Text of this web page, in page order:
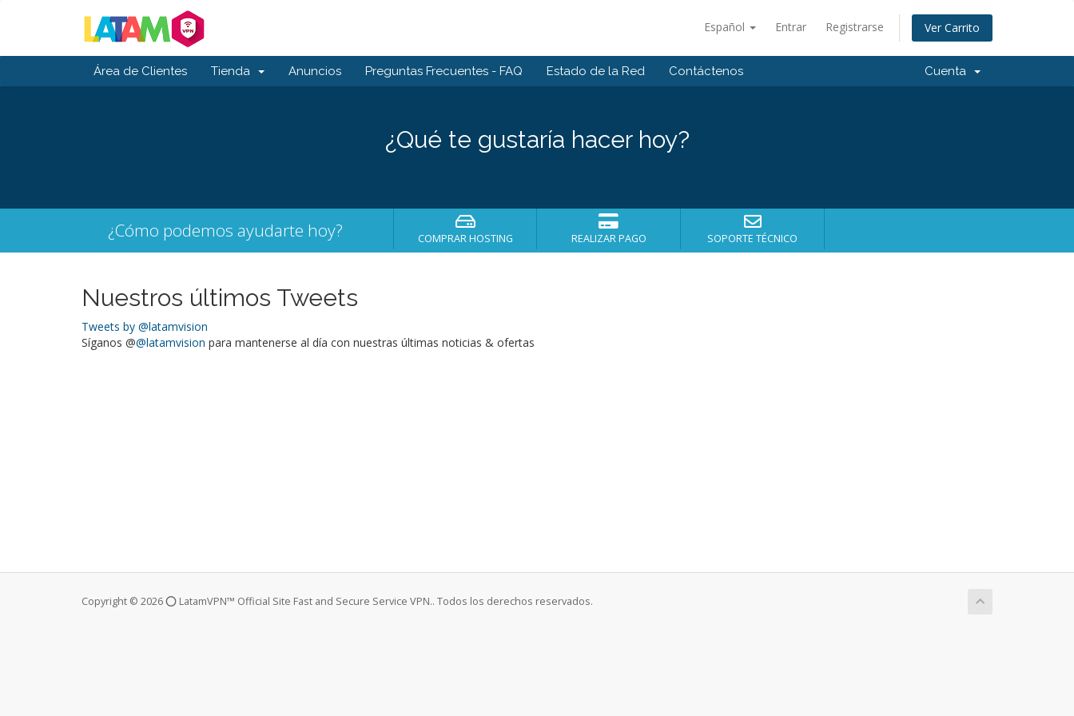
Español Entrar Registrarse Ver Carrito
Área de Clientes Tienda Anuncios Preguntas Frecuentes - FAQ Estado de la Red Contáctenos Cuenta
¿Qué te gustaría hacer hoy?
¿Cómo podemos ayudarte hoy? COMPRAR HOSTING REALIZAR PAGO SOPORTE TÉCNICO
Nuestros últimos Tweets
Tweets by @latamvision
Síganos @@latamvision para mantenerse al día con nuestras últimas noticias & ofertas
Copyright © 2026 ⭕ LatamVPN™ Official Site Fast and Secure Service VPN.. Todos los derechos reservados.